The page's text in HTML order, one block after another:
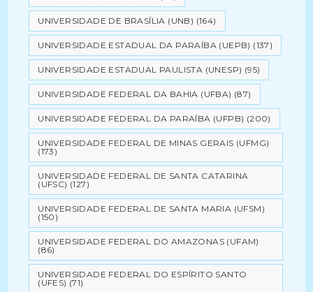
UNIVERSIDADE DE BRASÍLIA (UNB) (164)
UNIVERSIDADE ESTADUAL DA PARAÍBA (UEPB) (137)
UNIVERSIDADE ESTADUAL PAULISTA (UNESP) (95)
UNIVERSIDADE FEDERAL DA BAHIA (UFBA) (87)
UNIVERSIDADE FEDERAL DA PARAÍBA (UFPB) (200)
UNIVERSIDADE FEDERAL DE MINAS GERAIS (UFMG)
(173)
UNIVERSIDADE FEDERAL DE SANTA CATARINA
(UFSC) (127)
UNIVERSIDADE FEDERAL DE SANTA MARIA (UFSM)
(150)
UNIVERSIDADE FEDERAL DO AMAZONAS (UFAM)
(86)
UNIVERSIDADE FEDERAL DO ESPÍRITO SANTO
(UFES) (71)